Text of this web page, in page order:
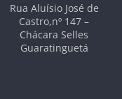
Rua Aluísio José de
Castro,nº 147 –
Chácara Selles
Guaratinguetá